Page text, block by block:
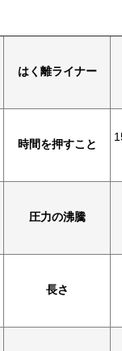
はく離ライナー
時間を押すこと
圧力の沸騰
長さ